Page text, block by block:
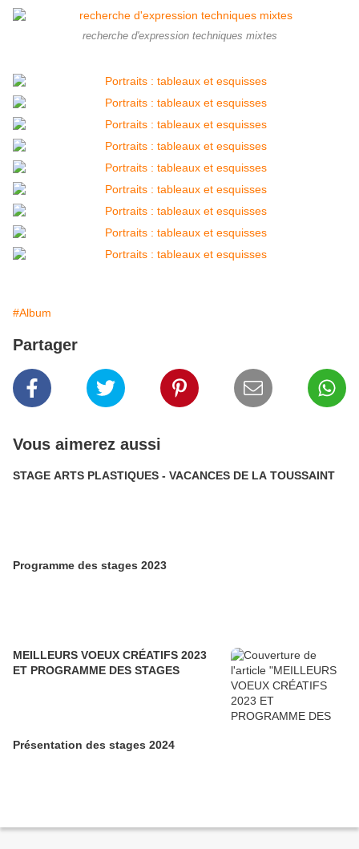
recherche d'expression techniques mixtes
#Album
Partager
Vous aimerez aussi
STAGE ARTS PLASTIQUES - VACANCES DE LA TOUSSAINT
Programme des stages 2023
MEILLEURS VOEUX CRÉATIFS 2023
ET PROGRAMME DES STAGES
Présentation des stages 2024